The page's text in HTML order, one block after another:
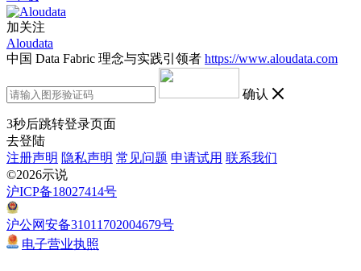
加关注
Aloudata
中国 Data Fabric 理念与实践引领者 https://www.aloudata.com
确认
3秒后跳转登录页面
去登陆
注册声明 隐私声明 常见问题 申请试用 联系我们
©2026示说
沪ICP备18027414号
沪公网安备31011702004679号
电子营业执照